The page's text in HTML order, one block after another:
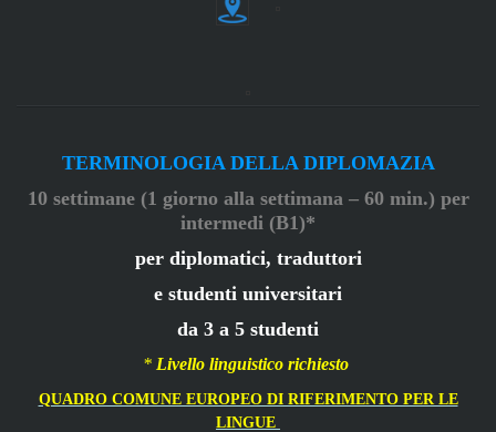
TERMINOLOGIA DELLA DIPLOMAZIA
10 settimane (1 giorno alla settimana – 60 min.) per
intermedi (B1)*
per diplomatici, traduttori
e studenti universitari
da 3 a 5 studenti
* Livello linguistico richiesto
QUADRO COMUNE EUROPEO DI RIFERIMENTO PER LE
LINGUE